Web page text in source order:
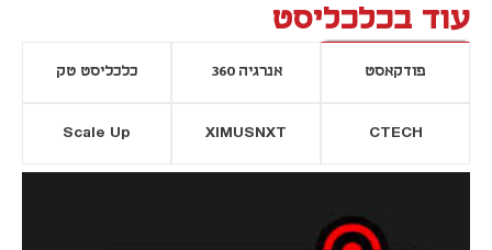
עוד בכלכליסט
פודקאסט אנרגיה 360 כלכליסט טק
CTECH
XIMUSNXT
Scale Up
נפתח בכרטיסייה חדשה חדשה